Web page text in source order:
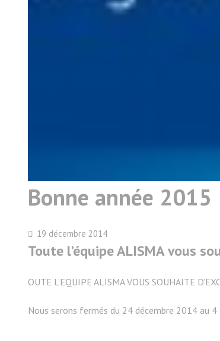
Bonne année 2015
19 décembre 2014
Toute l’équipe ALISMA vous
OUTE L’EQUIPE ALISMA VOUS SOUHAITE
Nous serons fermés du 24 décembre 2014 au